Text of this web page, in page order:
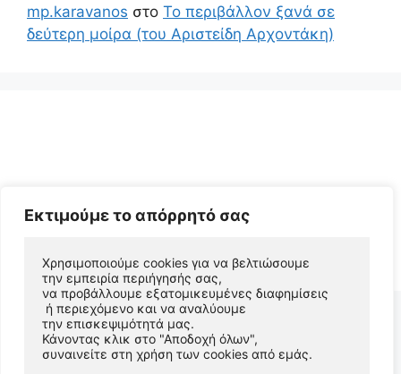
Εκτιμούμε το απόρρητό σας
Χρησιμοποιούμε cookies για να βελτιώσουμε
την εμπειρία περιήγησής σας,
να προβάλλουμε εξατομικευμένες διαφημίσεις
ή περιεχόμενο και να αναλύουμε
την επισκεψιμότητά μας.
Κάνοντας κλικ στο "Αποδοχή όλων",
συναινείτε στη χρήση των cookies από εμάς.
mp.karavanos στο Το περιβάλλον ξανά σε
δεύτερη μοίρα (του Αριστείδη Αρχοντάκη)
• Φτιαγμένο μεGeneratePress